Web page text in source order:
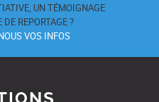
UN TÉMOIGNAGE
REPORTAGE ?
VOS INFOS